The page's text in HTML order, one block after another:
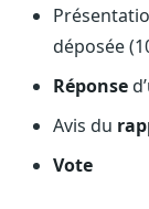
Suivi par
11 secteurs
Cas
Six cas pour
Conseil
déposée
Réponse
Avis du
Vote